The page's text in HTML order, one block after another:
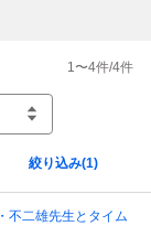
1 〜4件/4件
絞り込み(1)
二雄先生とタイム